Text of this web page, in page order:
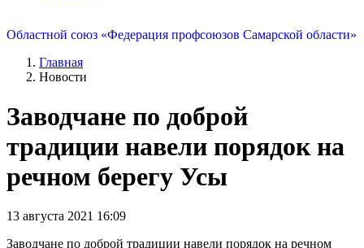
Областной союз «Федерация профсоюзов Самарской области»
Главная
Новости
Заводчане по доброй
традиции навели порядок на
речном берегу Усы
13 августа 2021 16:09
Заводчане по доброй традиции навели порядок на речном